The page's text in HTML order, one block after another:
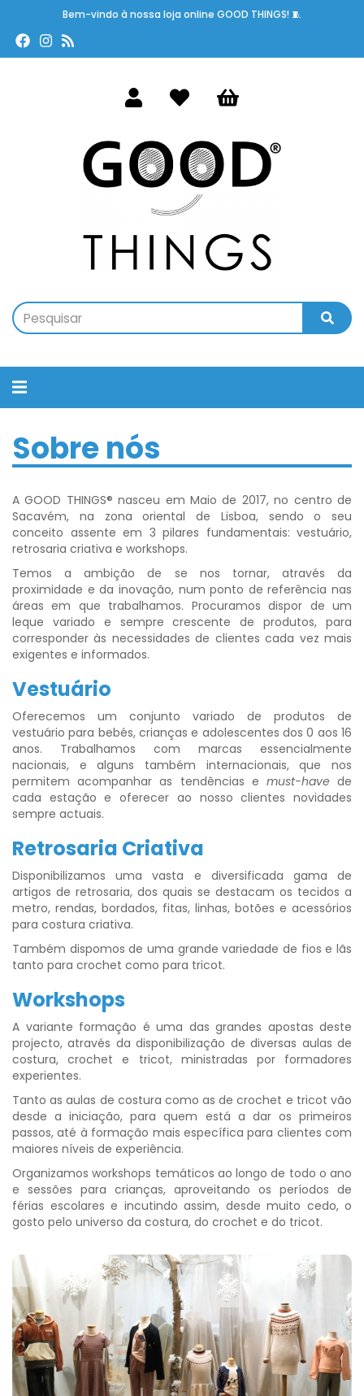
Bem-vindo à nossa loja online GOOD THINGS! 🧵
Alternar
navegação
Sobre nós
A GOOD THINGS® nasceu em Maio de 2017, no centro de
Sacavém, na zona oriental de Lisboa, sendo o seu
conceito assente em 3 pilares fundamentais: vestuário,
retrosaria criativa e workshops.
Temos a ambição de se nos tornar, através da
proximidade e da inovação, num ponto de referência nas
áreas em que trabalhamos. Procuramos dispor de um
leque variado e sempre crescente de produtos, para
corresponder às necessidades de clientes cada vez mais
exigentes e informados.
Vestuário
Oferecemos um conjunto variado de produtos de
vestuário para bebés, crianças e adolescentes dos 0 aos 16
anos. Trabalhamos com marcas essencialmente
nacionais, e alguns também internacionais, que nos
permitem acompanhar as tendências e must-have de
cada estação e oferecer ao nosso clientes novidades
sempre actuais.
Retrosaria Criativa
Disponibilizamos uma vasta e diversificada gama de
artigos de retrosaria, dos quais se destacam os tecidos a
metro, rendas, bordados, fitas, linhas, botões e acessórios
para costura criativa.
Também dispomos de uma grande variedade de fios e lãs
tanto para crochet como para tricot.
Workshops
A variante formação é uma das grandes apostas deste
projecto, através da disponibilização de diversas aulas de
costura, crochet e tricot, ministradas por formadores
experientes.
Tanto as aulas de costura como as de crochet e tricot vão
desde a iniciação, para quem está a dar os primeiros
passos, até à formação mais específica para clientes com
maiores níveis de experiência.
Organizamos workshops temáticos ao longo de todo o ano
e sessões para crianças, aproveitando os períodos de
férias escolares e incutindo assim, desde muito cedo, o
gosto pelo universo da costura, do crochet e do tricot.